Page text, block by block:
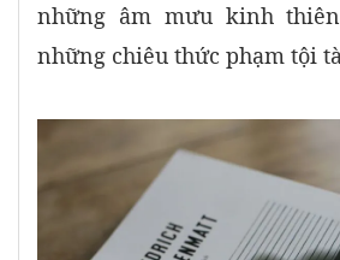
những âm mưu kinh
những chiêu thức phạm tội